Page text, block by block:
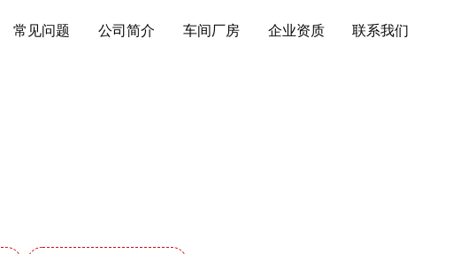
常见问题 公司简介 车间厂房 企业资质 联系我们